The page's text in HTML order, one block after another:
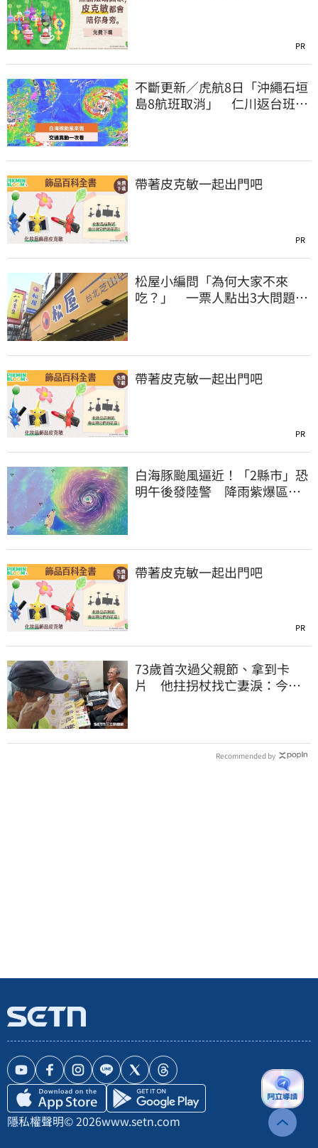
PR
不斷更新／虎航8日「沖繩石垣
島8航班取消」 仁川返台班機
帶著皮克敏一起出門吧
PR
松屋小編問「為何大家不來
吃？」 一票人點出3大問題：
帶著皮克敏一起出門吧
PR
白海豚颱風逼近！「2縣市」恐
明午後發陸警 降雨紫爆區域
帶著皮克敏一起出門吧
PR
73歲首次過父親節、拿到卡
片 他拄拐杖找亡妻淚：今天
Recommended by
隱私權聲明© 2026www.setn.com